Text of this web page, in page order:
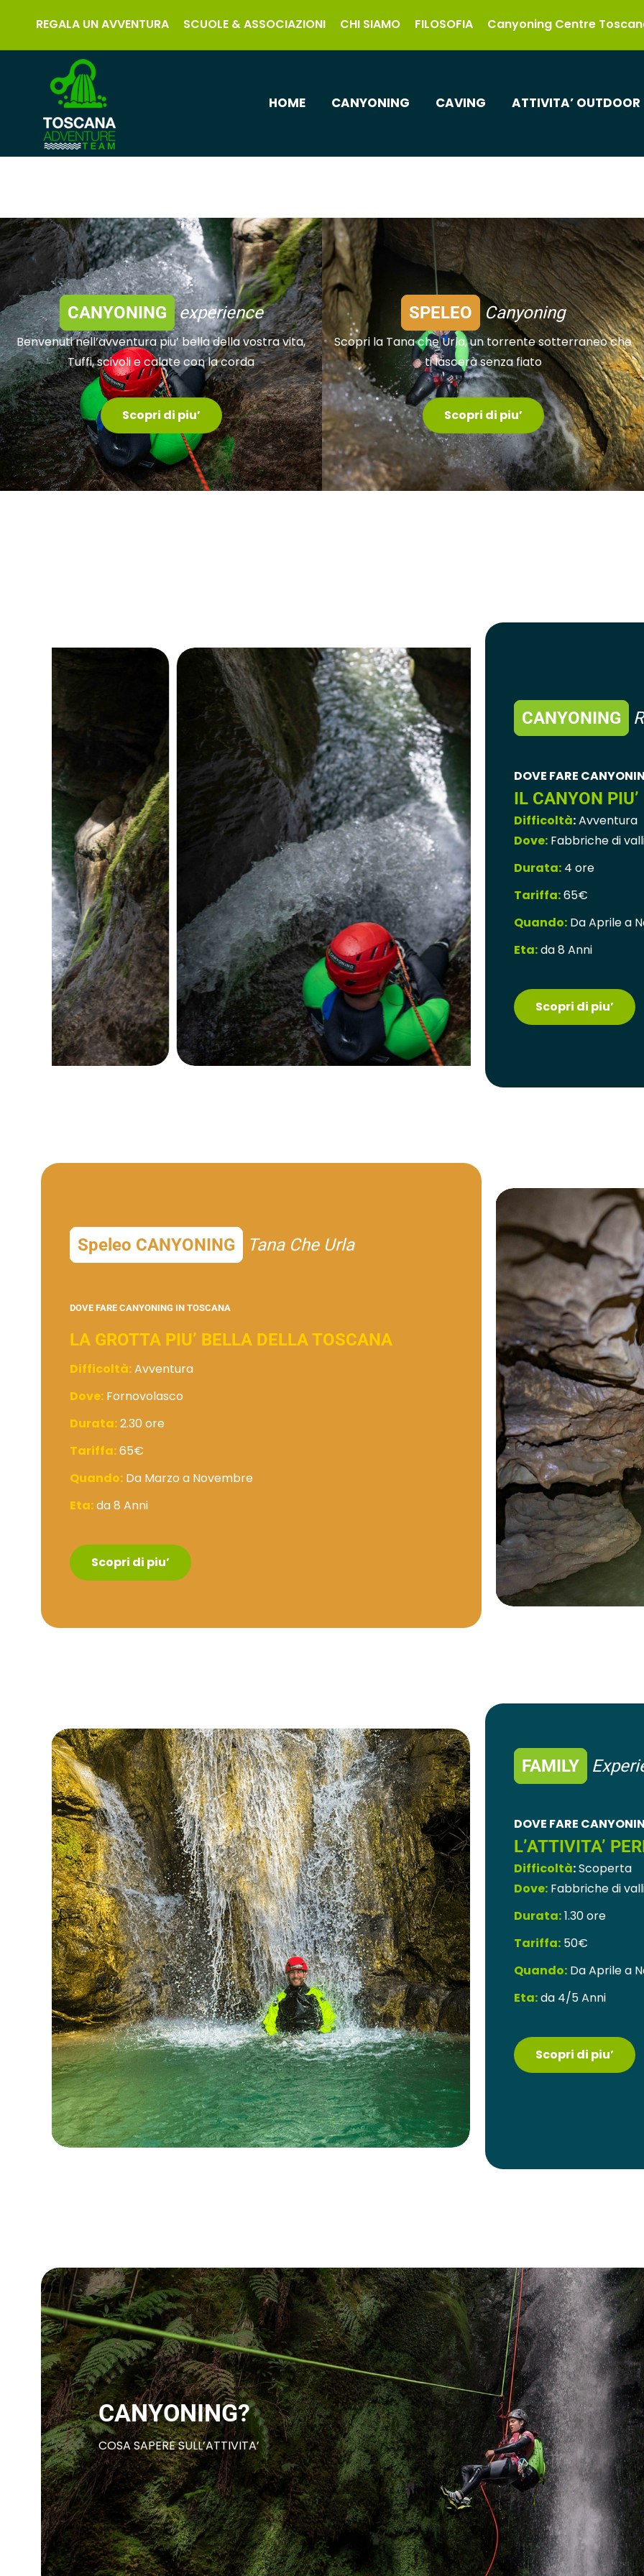
REGALA UN AVVENTURA SCUOLE & ASSOCIAZIONI CHI SIAMO FILOSOFIA Canyoning Centre
HOME CANYONING CAVING ATTIVITA’ OUTDOOR
CANYONING experience
Benvenuti nell’avventura piu’ bella della vostra vita,
Tuffi, scivoli e calate con la corda
Scopri di piu’
SPELEO Canyoning
Scopri la Tana che Urla, un torrente sotterraneo che
ti lascerà senza fiato
Scopri di piu’
CANYONING
DOVE FARE
IL CANYON
Difficoltà:Avventura
Dove: Fabbriche di
Durata:4 ore
Tariffa:65€
Quando:Da Aprile a
Eta:da 8 Anni
Scopri di piu’
Speleo CANYONING Tana Che Urla
DOVE FARE CANYONING IN TOSCANA
LA GROTTA PIU’ BELLA DELLA TOSCANA
Difficoltà:Avventura
Dove: Fornovolasco
Durata:2.30 ore
Tariffa:65€
Quando: Da Marzo a Novembre
Eta:da 8 Anni
Scopri di piu’
FAMILY
DOVE FARE
L’ATTIVITA’
Difficoltà:Scoperta
Dove: Fabbriche di
Durata:1.30 ore
Tariffa: 50€
Quando:Da Aprile a
Eta:da 4/5 Anni
Scopri di piu’
CANYONING?
COSA SAPERE SULL’ATTIVITA’